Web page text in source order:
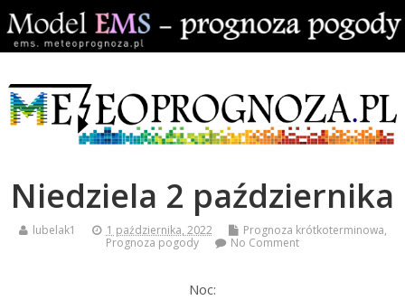
Niedziela 2 października
lubelak1 1 października, 2022 Prognoza krótkoterminowa,
Prognoza pogody
No Comment
Noc: